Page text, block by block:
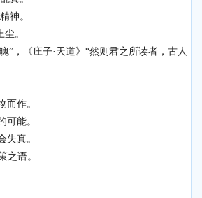
神。
。
《庄子·天道》“然则君之所读者，古人
作。
能。
真。
语。